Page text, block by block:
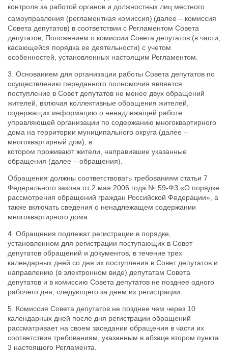
контроля за работой органов и должностных лиц местного
самоуправления (регламентная комиссия) (далее – комиссия
Совета депутатов) в соответствии с Регламентом Совета
депутатов, Положением о комиссии Совета депутатов (в части,
касающейся порядка ее деятельности) с учетом
особенностей, установленных настоящим Регламентом.
3. Основанием для организации работы Совета депутатов по
осуществлению переданного полномочия является
поступление в Совет депутатов не менее двух обращений
жителей, включая коллективные обращения жителей,
содержащих информацию о ненадлежащей работе
управляющей организации по содержанию многоквартирного
дома на территории муниципального округа (далее –
многоквартирный дом), в
котором проживают жители, направившие указанные
обращения (далее – обращения).
Обращения должны соответствовать требованиям статьи 7
Федерального закона от 2 мая 2006 года № 59-ФЗ «О порядке
рассмотрения обращений граждан Российской Федерации», а
также включать сведения о ненадлежащем содержании
многоквартирного дома.
4. Обращения подлежат регистрации в порядке,
установленном для регистрации поступающих в Совет
депутатов обращений и документов в течение трех
календарных дней со дня их поступления в Совет депутатов и
направлению (в электронном виде) депутатам Совета
депутатов и в комиссию Совета депутатов не позднее одного
рабочего дня, следующего за днем их регистрации.
5. Комиссия Совета депутатов не позднее чем через 10
календарных дней после дня регистрации обращений
рассматривает на своем заседании обращения в части их
соответствия требованиям, указанным в абзаце втором пункта
3 настоящего Регламента.